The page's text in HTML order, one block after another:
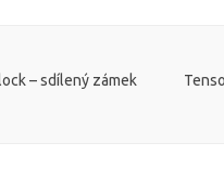
– sdílený zámek